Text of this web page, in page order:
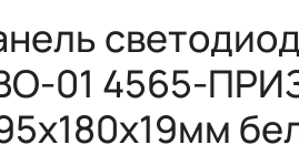
01 4565-